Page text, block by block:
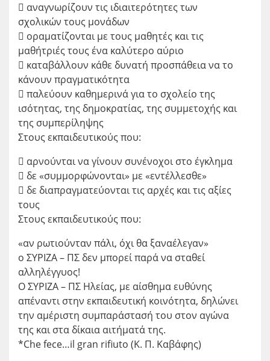
 αναγνωρίζουν τις ιδιαιτερότητες των
σχολικών τους μονάδων
 οραματίζονται με τους μαθητές και τις
μαθήτριές τους ένα καλύτερο αύριο
 καταβάλλουν κάθε δυνατή προσπάθεια να το
κάνουν πραγματικότητα
 παλεύουν καθημερινά για το σχολείο της
ισότητας, της δημοκρατίας, της συμμετοχής και
της συμπερίληψης
Στους εκπαιδευτικούς που:
 αρνούνται να γίνουν συνένοχοι στο έγκλημα
 δε «συμμορφώνονται» με «εντέλλεσθε»
 δε διαπραγματεύονται τις αρχές και τις αξίες
τους
Στους εκπαιδευτικούς που:
«αν ρωτιούνταν πάλι, όχι θα ξαναέλεγαν»
ο ΣΥΡΙΖΑ – ΠΣ δεν μπορεί παρά να σταθεί
αλληλέγγυος!
Ο ΣΥΡΙΖΑ – ΠΣ Ηλείας, με αίσθημα ευθύνης
απέναντι στην εκπαιδευτική κοινότητα, δηλώνει
την αμέριστη συμπαράστασή του στον αγώνα
της και στα δίκαια αιτήματά της.
*Che fece…il gran rifiuto (Κ. Π. Καβάφης)